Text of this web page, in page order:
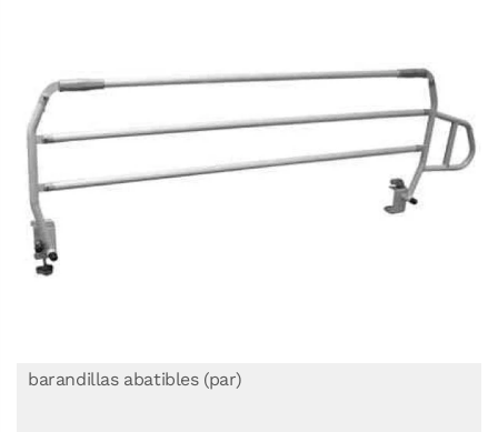
barandillas abatibles (par)